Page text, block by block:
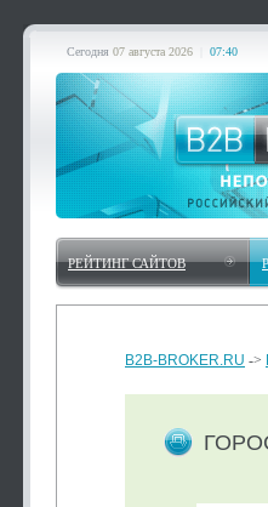
Сегодня 07 августа 2026 07:40
РЕЙТИНГ САЙТОВ
B2B-BROKER.RU ->